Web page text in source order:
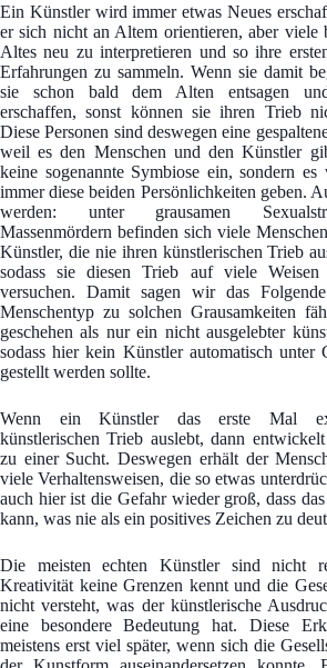
Ein Künstler wird immer etwas Neues
er sich nicht an Altem orientieren, aber viele
Altes neu zu interpretieren und so ihre
Erfahrungen zu sammeln. Wenn sie damit
sie schon bald dem Alten entsagen
erschaffen, sonst können sie ihren Trieb
Diese Personen sind deswegen eine
weil es den Menschen und den Künstler
keine sogenannte Symbiose ein, sondern es
immer diese beiden Persönlichkeiten geben.
werden: unter grausamen
Massenmördern befinden sich viele
Künstler, die nie ihren künstlerischen Trieb
sodass sie diesen Trieb auf viele Weisen
versuchen. Damit sagen wir das
Menschentyp zu solchen Grausamkeiten
geschehen als nur ein nicht ausgelebter
sodass hier kein Künstler automatisch unter
gestellt werden sollte.
Wenn ein Künstler das erste Mal
künstlerischen Trieb auslebt, dann
zu einer Sucht. Deswegen erhält der
viele Verhaltensweisen, die so etwas
auch hier ist die Gefahr wieder groß, dass
kann, was nie als ein positives Zeichen zu
Die meisten echten Künstler sind nicht
Kreativität keine Grenzen kennt und die
nicht versteht, was der künstlerische
eine besondere Bedeutung hat. Diese
meistens erst viel später, wenn sich die